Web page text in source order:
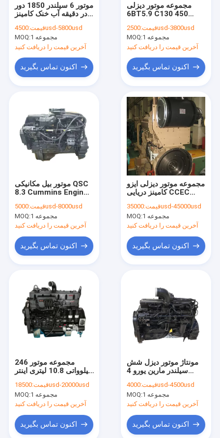
محصولات
دربارهی ما
تماس با ما
قطعات دیزل ژنراتور کامینز
ست دیزل ژنراتور کامینز
مونتاژ موتور کامینز
موتور 6 سیلندر 1850 دور
در دقیقه آب خنک کامینز
قیمت:4500usd-5800usd
MOQ:
1 مجموعه
آخرین قیمت را دریافت کنید
اکنون تماس بگیرید
مجموعه موتور دیزلی
6BT5.9 C130 450
نقلیه و لودرها
قیمت:2500usd-3800usd
MOQ:
1 مجموعه
آخرین قیمت را دریافت کنید
اکنون تماس بگیرید
موتور بیل مکانیکی QSC
8.3 Cummins Engine
SAA6D114
قیمت:5000usd-8000usd
MOQ:
1 مجموعه
آخرین قیمت را دریافت کنید
اکنون تماس بگیرید
مجموعه موتور دیزلی ایزو
کامینز دریایی CCEC
قیمت:35000usd-45000usd
MOQ:
1 مجموعه
آخرین قیمت را دریافت کنید
اکنون تماس بگیرید
مجموعه موتور 246
کیلوواتی 10.8 لیتری اینتر
6 زمانهقیمت:18500usd-20000usd
MOQ:
1 مجموعه
آخرین قیمت را دریافت کنید
اکنون تماس بگیرید
مونتاژ موتور دیزل شش
سیلندر مارین یورو 4
قیمت:4000usd-4500usd
MOQ:
1 مجموعه
آخرین قیمت را دریافت کنید
اکنون تماس بگیرید